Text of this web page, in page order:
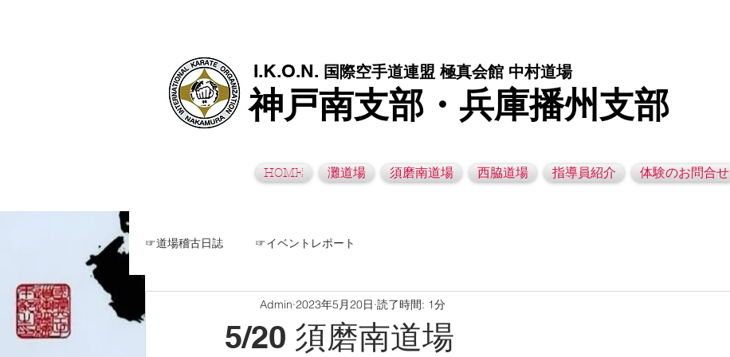
I.K.O.N. 国際空手道連盟 極真会館 中村道場
神戸南支部・兵庫播州支部
HOME 灘道場 須磨南道場 西脇道場 指導員紹介 体験のお問合せ
☞道場稽古日誌 ☞イベントレポート
5/20 須磨南道場
Admin 2023年5月20日 読了時間: 1分